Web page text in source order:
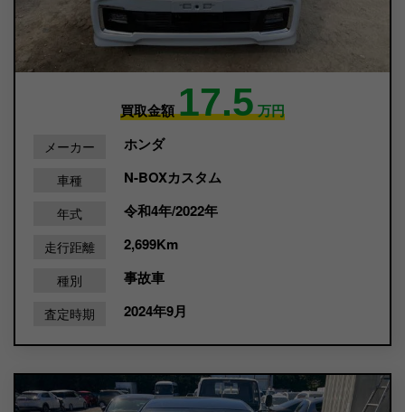
買取金額17.5万円
メーカー ホンダ
車種 N-BOXカスタム
年式 令和4年/2022年
走行距離 2,699Km
種別 事故車
査定時期 2024年9月